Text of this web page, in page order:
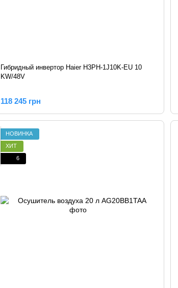
Гибридный инвертор Haier H3PH-1J10K-EU 10
KW/48V
118 245 грн
НОВИНКА
ХИТ
6